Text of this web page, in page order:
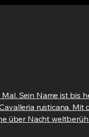
Sein Name ist bis
rusticana. Mit
über Nacht